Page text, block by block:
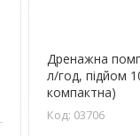
Дренажна
л/год, підйом
компактна)
03706